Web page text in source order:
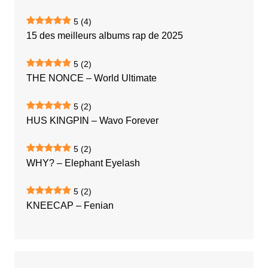
5 (4)
15 des meilleurs albums rap de 2025
5 (2)
THE NONCE – World Ultimate
5 (2)
HUS KINGPIN – Wavo Forever
5 (2)
WHY? – Elephant Eyelash
5 (2)
KNEECAP – Fenian